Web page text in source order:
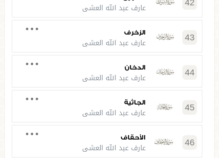
عارف عبد الله العشي
43 الزخرف
عارف عبد الله العشي
44 الدخان
عارف عبد الله العشي
45 الجاثية
عارف عبد الله العشي
46 الأحقاف
عارف عبد الله العشي